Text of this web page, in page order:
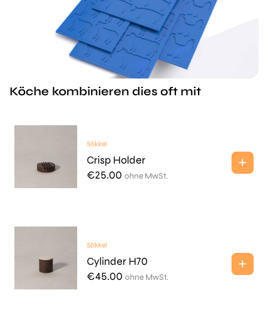
Köche kombinieren dies oft mit
Sōkkel
Crisp Holder
€25.00 ohne MwSt.
Sōkkel
Cylinder H70
€45.00 ohne MwSt.